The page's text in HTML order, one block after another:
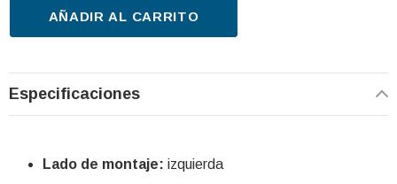
AÑADIR AL CARRITO
Especificaciones
Lado de montaje: izquierda